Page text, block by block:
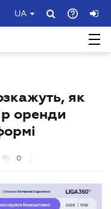
UA
як
оренди
0